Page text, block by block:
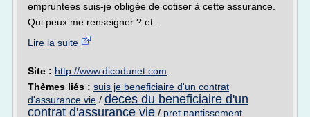
empruntees suis-je obligée de cotiser à cette assurance.
Qui peux me renseigner ? et...
Lire la suite
Site : http://www.dicodunet.com
Thèmes liés : suis je beneficiaire d'un contrat
d'assurance vie / deces du beneficiaire d'un
contrat d'assurance vie / pret nantissement